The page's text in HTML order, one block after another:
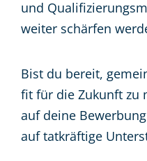
und
weiter schärfen
Bist du bereit,
fit für die Zukunft zu
auf deine
auf tatkräftige